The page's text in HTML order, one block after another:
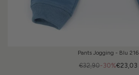
Pants Jogging - Blu 216
-30%
€32,90 €23,03